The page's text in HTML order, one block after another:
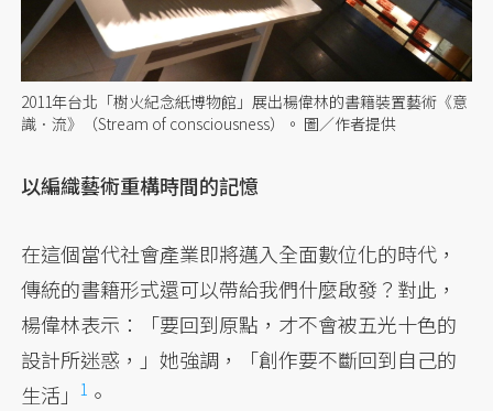
2011年台北「樹火紀念紙博物館」展出楊偉林的書籍裝置藝術《意
識．流》（Stream of consciousness）。 圖／作者提供
以編織藝術重構時間的記憶
在這個當代社會產業即將邁入全面數位化的時代，
傳統的書籍形式還可以帶給我們什麼啟發？對此，
楊偉林表示：「要回到原點，才不會被五光十色的
設計所迷惑，」她強調，
「創作要不斷回到自己的
生活」1 。